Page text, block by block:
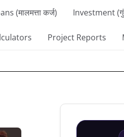
(मालमत्ता कर्ज) Investment
Project Reports